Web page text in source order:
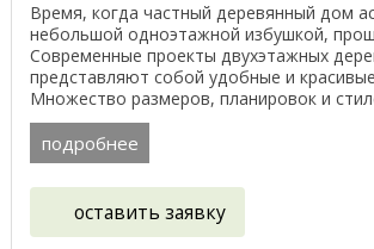
Время, когда частный деревянный дом
небольшой одноэтажной избушкой,
Современные проекты двухэтажных
представляют собой удобные и
Множество размеров, планировок и
каждому ...
подробнее
оставить заявку